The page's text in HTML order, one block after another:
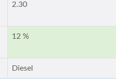
2.30
12 %
Diesel